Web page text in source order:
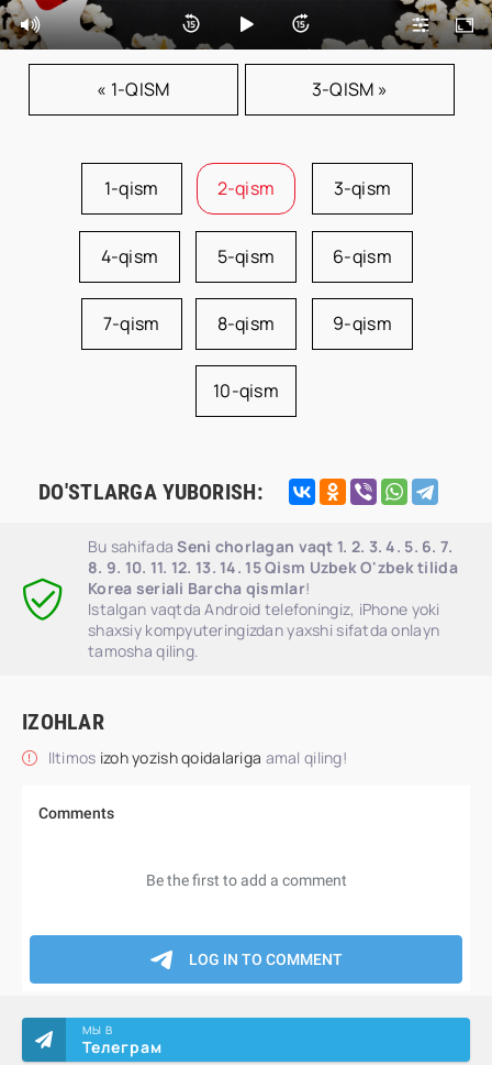
« 1-QISM 3-QISM »
1-qism 2-qism 3-qism
4-qism 5-qism 6-qism
7-qism 8-qism 9-qism
10-qism
DO'STLARGA YUBORISH:
Bu sahifadaSeni chorlagan vaqt 1. 2. 3. 4. 5. 6. 7.
8. 9. 10. 11. 12. 13. 14. 15 Qism Uzbek O'zbek tilida
Korea seriali Barcha qismlar!
Istalgan vaqtda Android telefoningiz, iPhone yoki
shaxsiy kompyuteringizdan yaxshi sifatda onlayn
tamosha qiling.
IZOHLAR
Iltimos izoh yozish qoidalariga amal qiling!
МЫ В
Телеграм